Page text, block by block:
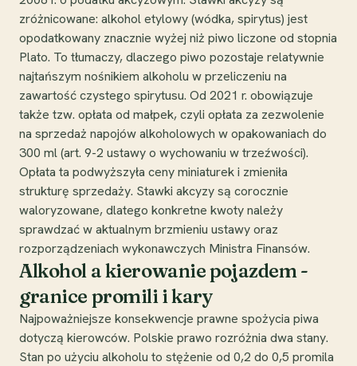
zróżnicowane: alkohol etylowy (wódka, spirytus) jest
opodatkowany znacznie wyżej niż piwo liczone od stopnia
Plato. To tłumaczy, dlaczego piwo pozostaje relatywnie
najtańszym nośnikiem alkoholu w przeliczeniu na
zawartość czystego spirytusu. Od 2021 r. obowiązuje
także tzw. opłata od małpek, czyli opłata za zezwolenie
na sprzedaż napojów alkoholowych w opakowaniach do
300 ml (art. 9-2 ustawy o wychowaniu w trzeźwości).
Opłata ta podwyższyła ceny miniaturek i zmieniła
strukturę sprzedaży. Stawki akcyzy są corocznie
waloryzowane, dlatego konkretne kwoty należy
sprawdzać w aktualnym brzmieniu ustawy oraz
rozporządzeniach wykonawczych Ministra Finansów.
Alkohol a kierowanie pojazdem -
granice promili i kary
Najpoważniejsze konsekwencje prawne spożycia piwa
dotyczą kierowców. Polskie prawo rozróżnia dwa stany.
Stan po użyciu alkoholu to stężenie od 0,2 do 0,5 promila